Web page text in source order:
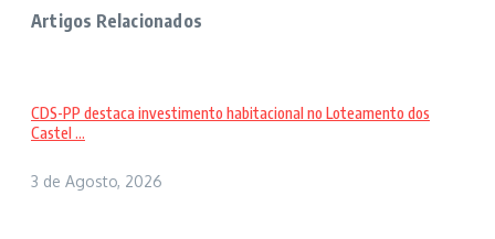
Artigos Relacionados
CDS-PP destaca investimento habitacional no Loteamento dos
Castel ...
3 de Agosto, 2026